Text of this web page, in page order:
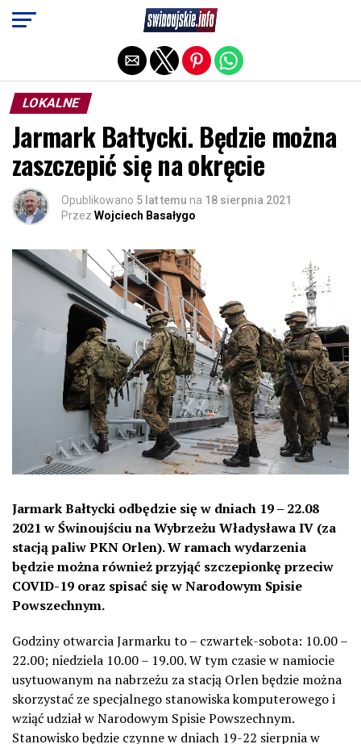
LOKALNE
Jarmark Bałtycki. Będzie można
zaszczepić się na okręcie
Opublikowano 5 lat temu na 18 sierpnia 2021
Przez Wojciech Basałygo
Jarmark Bałtycki odbędzie się w dniach 19 – 22.08
2021 w Świnoujściu na Wybrzeżu Władysława IV (za
stacją paliw PKN Orlen). W ramach wydarzenia
będzie można również przyjąć szczepionkę przeciw
COVID-19 oraz spisać się w Narodowym Spisie
Powszechnym.
Godziny otwarcia Jarmarku to – czwartek-sobota: 10.00 –
22.00; niedziela 10.00 – 19.00. W tym czasie w namiocie
usytuowanym na nabrzeżu za stacją Orlen będzie można
skorzystać ze specjalnego stanowiska komputerowego i
wziąć udział w Narodowym Spisie Powszechnym.
Stanowisko będzie czynne w dniach 19-22 sierpnia w
Exit mobile version